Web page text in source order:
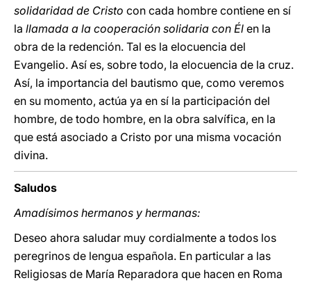
solidaridad de Cristo con cada hombre contiene en sí
la llamada a la cooperación solidaria con Él en la
obra de la redención. Tal es la elocuencia del
Evangelio. Así es, sobre todo, la elocuencia de la cruz.
Así, la importancia del bautismo que, como veremos
en su momento, actúa ya en sí la participación del
hombre, de todo hombre, en la obra salvífica, en la
que está asociado a Cristo por una misma vocación
divina.
Saludos
Amadísimos hermanos y hermanas:
Deseo ahora saludar muy cordialmente a todos los
peregrinos de lengua española. En particular a las
Religiosas de María Reparadora que hacen en Roma